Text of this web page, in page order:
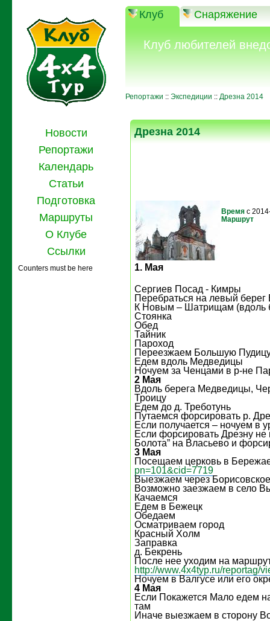
Клуб Снаряжение
Клуб любителей
Репортажи :: Экспедиции :: Дрезна 2014
Новости
Репортажи
Календарь
Статьи
Подготовка
Маршруты
О Клубе
Ссылки
Counters must be here
Дрезна 2014
Время с
Маршрут
1. Мая
Сергиев Посад - Кимры
Перебраться на левый берег
К Новым – Шатрищам (вдоль
Стоянка
Обед
Тайник
Пароход
Переезжаем Большую
Едем вдоль Медведицы
Ночуем за Ченцами в р-не
2 Мая
Вдоль берега Медведицы,
Троицу
Едем до д. Треботунь
Путаемся форсировать р.
Если получается – ночуем в
Если форсировать Дрезну не
Болота” на Власьево и
3 Мая
Посещаем церковь в
pn=101&cid=7719
Выезжаем через Борисовское
Возможно заезжаем в село
Качаемся
Едем в Бежецк
Обедаем
Осматриваем город
Красный Холм
Заправка
д. Бекрень
После нее уходим на
http://www.4x4typ.ru/reportag/
Ночуем в Валгусе или его
4 Мая
Если Покажется Мало едем
там
Иначе выезжаем в сторону